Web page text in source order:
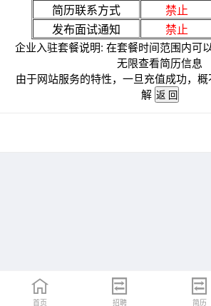
简历联系方式
禁止
发布面试通知
禁止
企业入驻套餐说明: 在套餐时间范围内可
无限查看简历信息
由于网站服务的特性，一旦充值成功，
解
首页 招聘 简历